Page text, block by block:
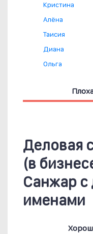
Кристина
Алёна
Таисия
Диана
Ольга
Деловая
(в
Санжар с
именами